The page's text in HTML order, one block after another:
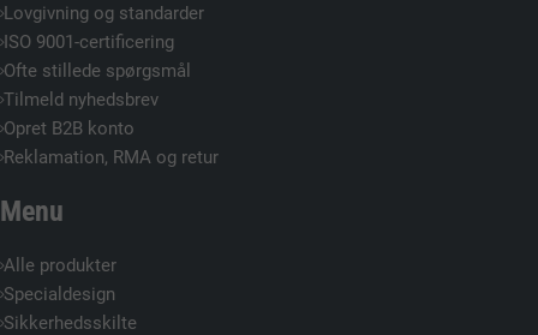
Lovgivning og standarder
ISO 9001-certificering
Ofte stillede spørgsmål
Tilmeld nyhedsbrev
Opret B2B konto
Reklamation, RMA og retur
Menu
Alle produkter
Specialdesign
Sikkerhedsskilte